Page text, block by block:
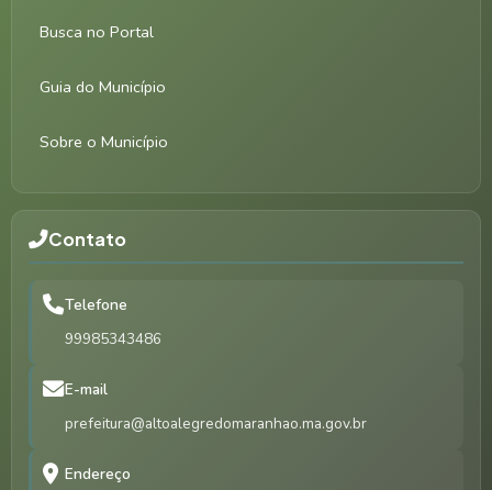
Busca no Portal
Guia do Município
Sobre o Município
Contato
Telefone
99985343486
E-mail
prefeitura@altoalegredomaranhao.ma.gov.br
Endereço